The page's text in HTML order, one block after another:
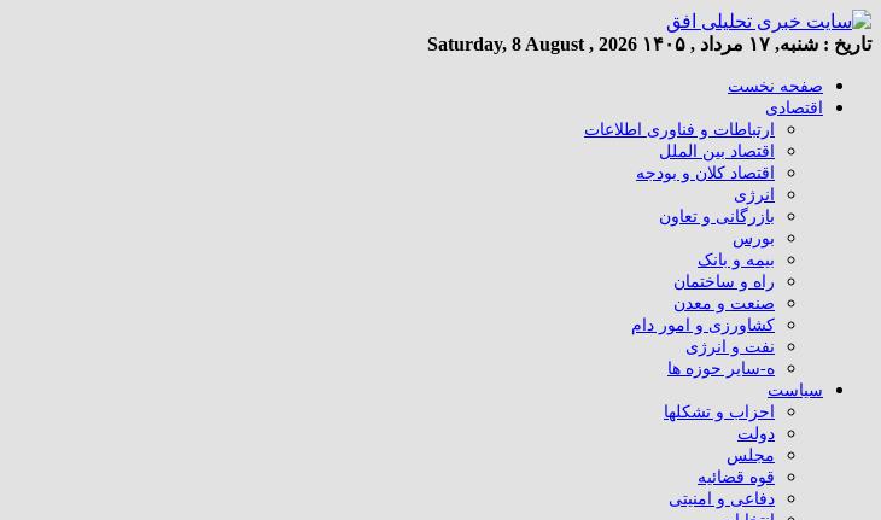
تاریخ : شنبه, ۱۷ مرداد , ۱۴۰۵ Saturday, 8 August , 2026
صفحه نخست
اقتصادی
ارتباطات و فناوری اطلاعات
اقتصاد بین الملل
اقتصاد کلان و بودجه
انرژی
بازرگانی و تعاون
بورس
بیمه و بانک
راه و ساختمان
صنعت و معدن
کشاورزی و امور دام
نفت و انرژی
ه-سایر حوزه ها
سیاست
احزاب و تشکلها
دولت
مجلس
قوه قضائیه
دفاعی و امنیتی